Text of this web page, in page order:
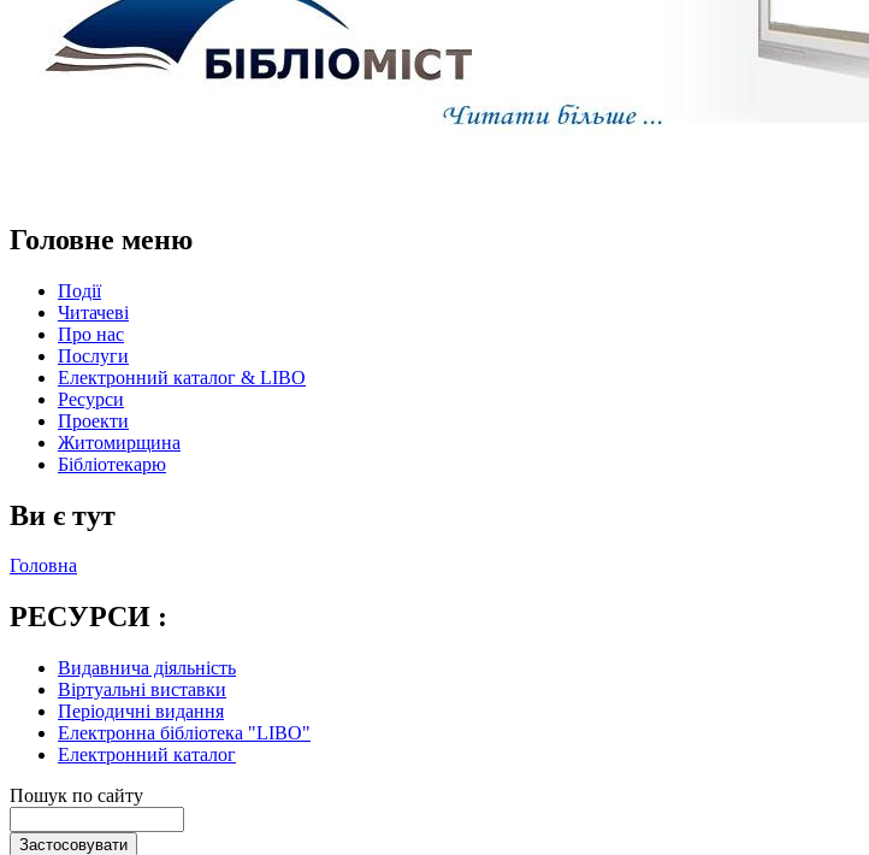
Головне меню
Події
Читачеві
Про нас
Послуги
Електронний каталог & LIBO
Ресурси
Проекти
Житомирщина
Бібліотекарю
Ви є тут
Головна
РЕСУРСИ :
Видавнича діяльність
Віртуальні виставки
Періодичні видання
Електронна бібліотека "LIBO"
Електронний каталог
Пошук по сайту